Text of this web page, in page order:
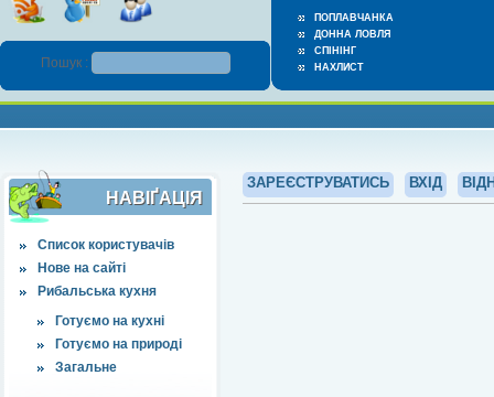
ПОПЛАВЧАНКА
ДОННА ЛОВЛЯ
СПІНІНГ
НАХЛИСТ
Пошук :
НАВІҐАЦІЯ
Список користувачів
Нове на сайті
Рибальська кухня
Готуємо на кухні
Готуємо на природі
Загальне
ЗАРЕЄСТРУВАТИСЬ ВХІД